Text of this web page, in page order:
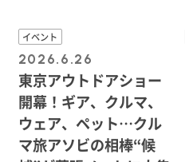
イベント
2026.6.26
東京アウトドアショー
開幕！ギア、クルマ、
ウェア、ペット…クル
マ旅アソビの相棒“候